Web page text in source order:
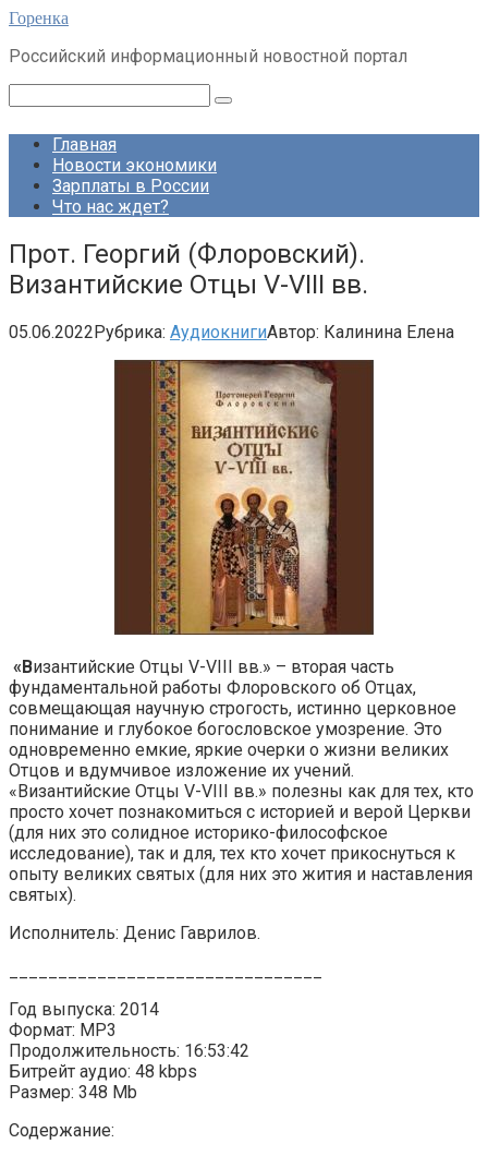
Перейти
контенту
Горенка
Российский информационный новостной портал
Главная
Новости экономики
Зарплаты в России
Что нас ждет?
Прот. Георгий (Флоровский).
Византийские​ Отцы V-VIII вв.
05.06.2022Рубрика: АудиокнигиАвтор: Калинина Елена
«Византийские Отцы V-VIII вв.» – вторая часть
фундаментальной работы Флоровского об Отцах,
совмещающая научную строгость, истинно церковное
понимание и глубокое богословское умозрение. Это
одновременно емкие, яркие очерки о жизни великих
Отцов и вдумчивое изложение их учений.
«Византийские Отцы V-VIII вв.» полезны как для тех, кто
просто хочет познакомиться с историей и верой Церкви
(для них это солидное историко-философское
исследование), так и для, тех кто хочет прикоснуться к
опыту великих святых (для них это жития и наставления
святых).
Исполнитель: Денис Гаврилов.
Год выпуска: 2014
Формат: MP3
Продолжительность: 16:53:42
Битрейт аудио: 48 kbps
Размер: 348 Mb
Содержание: